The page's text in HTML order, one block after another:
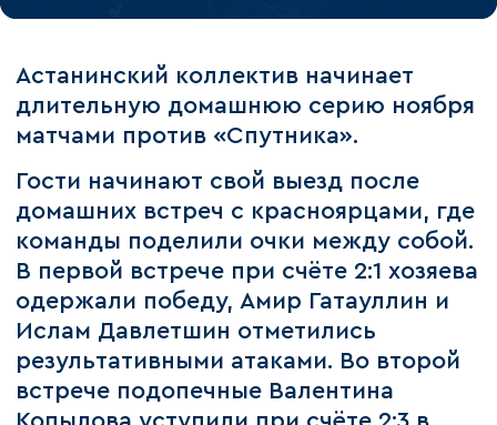
Астанинский коллектив начинает
длительную домашнюю серию ноября
матчами против «Спутника».
Гости начинают свой выезд после
домашних встреч с красноярцами, где
команды поделили очки между собой.
В первой встрече при счёте 2:1 хозяева
одержали победу, Амир Гатауллин и
Ислам Давлетшин отметились
результативными атаками. Во второй
встрече подопечные Валентина